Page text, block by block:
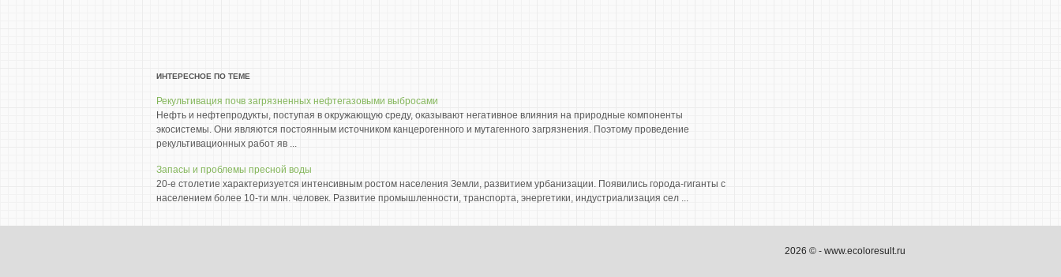
ИНТЕРЕСНОЕ ПО ТЕМЕ
Рекультивация почв загрязненных нефтегазовыми выбросами
Нефть и нефтепродукты, поступая в окружающую среду, оказывают негативное влияния на природные компоненты
экосистемы. Они являются постоянным источником канцерогенного и мутагенного загрязнения. Поэтому проведение
рекультивационных работ яв ...
Запасы и проблемы пресной воды
20-е столетие характеризуется интенсивным ростом населения Земли, развитием урбанизации. Появились города-гиганты с
населением более 10-ти млн. человек. Развитие промышленности, транспорта, энергетики, индустриализация сел ...
2026 © - www.ecoloresult.ru